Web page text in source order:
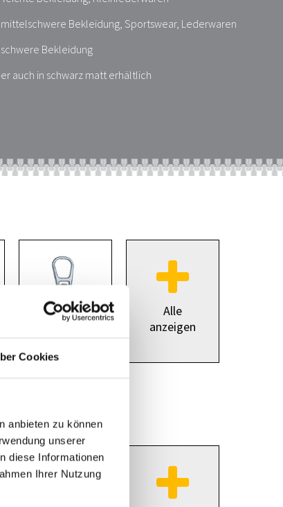
Cookies
anbieten zu können
unserer
diese Informationen
Ihrer Nutzung
Bekleidung, Sportswear, Lederwaren
Bekleidung
auch in schwarz matt erhältlich
Alle
anzeigen